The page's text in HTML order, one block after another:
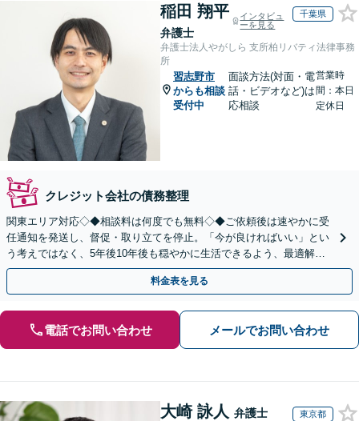
稲田 翔平
弁護士
インタビュ
ーを見る
千葉県
弁護士法人やがしら 支所柏リバティ法律事務
所
習志野市
からも相談
受付中
面談方法(対面・電
話・ビデオなど)は
応相談
営業時
間：本日
定休日
クレジット会社の債務整理
関東エリア対応◇◆相談料は何度でも無料◇◆ご依頼後は速やかに受
任通知を発送し、督促・取り立てを停止。「今が良ければいい」とい
う考えではなく、5年後10年後も穏やかに生活できるよう、最適解を
ご提案。借金問題は一人で抱え込まずご相談ください。
料金表を見る
電話でお問い合わせ メールでお問い合わせ
大崎 詠人 弁護士 東京都